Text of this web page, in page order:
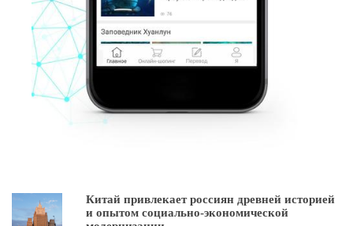
Китай привлекает россиян древней историей
и опытом социально-экономической